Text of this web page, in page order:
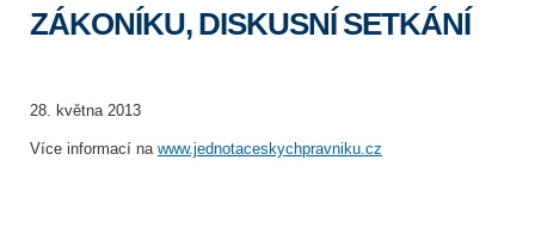
ZÁKONÍKU, DISKUSNÍ SETKÁNÍ
28. května 2013
Více informací na www.jednotaceskychpravniku.cz